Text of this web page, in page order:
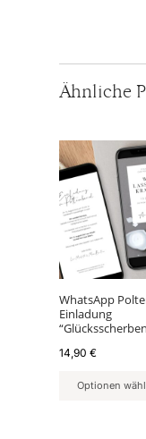
Ähnliche
WhatsApp
Einladung
14,90 €
Optionen